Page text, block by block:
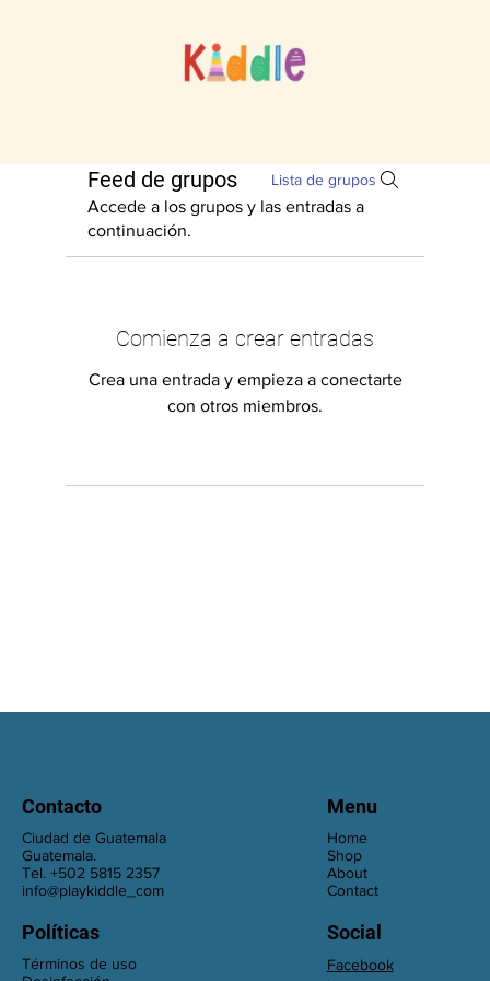
Feed de grupos Lista de grupos
Accede a los grupos y las entradas a
continuación.
Comienza a crear entradas
Crea una entrada y empieza a conectarte
con otros miembros.
Ciudad de Guatemala
Guatemala.
Tel. +502 5815 2357
info@playkiddle_com
Contacto
Home
Shop
About
Contact
Menu
Términos de uso
Políticas
Facebook
Social